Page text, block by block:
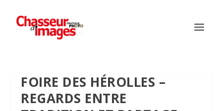
FOIRE DES HÉROLLES –
REGARDS ENTRE